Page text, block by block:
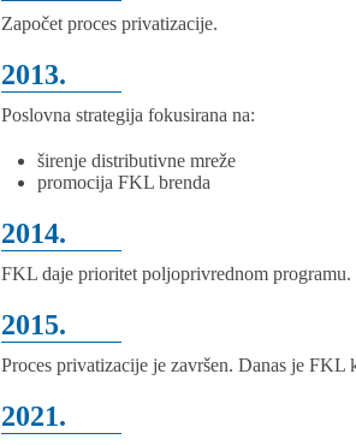
Započet proces privatizacije.
2013.
Poslovna strategija fokusirana na:
širenje distributivne mreže
promocija FKL brenda
2014.
FKL daje prioritet poljoprivrednom programu.
2015.
Proces privatizacije je završen. Danas je
2021.